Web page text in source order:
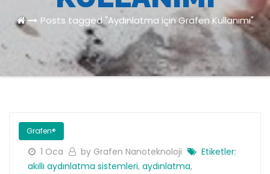
Posts tagged "Aydınlatma için Grafen Kullanımı"
Grafen®
1 Oca by Grafen Nanoteknoloji
Etiketler:
akıllı aydınlatma sistemleri, aydınlatma,